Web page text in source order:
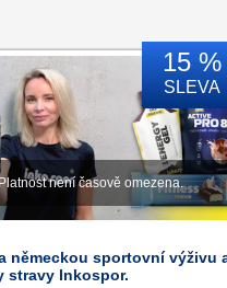
15 %
SLEVA
není časově omezena.
německou sportovní výživu
stravy Inkospor.